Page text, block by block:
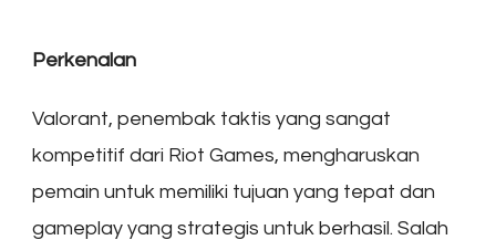
Perkenalan
Valorant, penembak taktis yang sangat
kompetitif dari Riot Games, mengharuskan
pemain untuk memiliki tujuan yang tepat dan
gameplay yang strategis untuk berhasil. Salah